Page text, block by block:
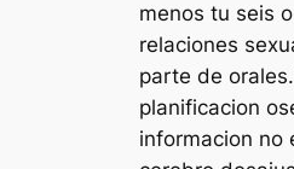
menos tu seis
relaciones
parte de
planificacion
informacion no